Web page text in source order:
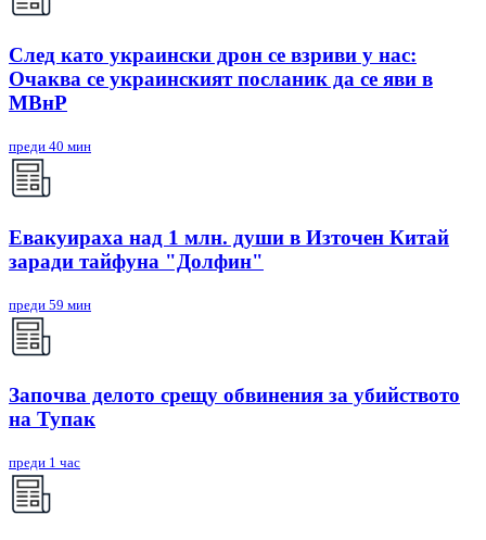
След като украински дрон се взриви у нас:
Очаква се украинският посланик да се яви в
МВнР
преди 40 мин
Евакуираха над 1 млн. души в Източен Китай
заради тайфуна "Долфин"
преди 59 мин
Започва делото срещу обвинения за убийството
на Тупак
преди 1 час